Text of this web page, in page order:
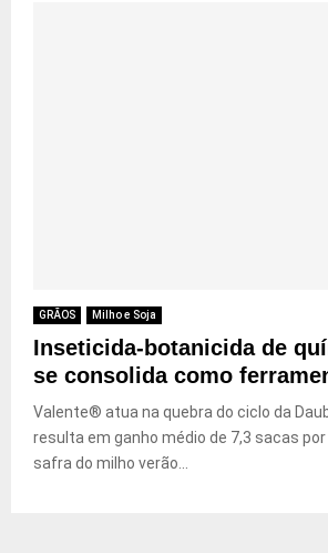
GRÃOS Milho e Soja
Inseticida-botanicida de
se consolida como
Valente® atua na quebra do ciclo da
resulta em ganho médio de 7,3 sacas
safra do milho verão...